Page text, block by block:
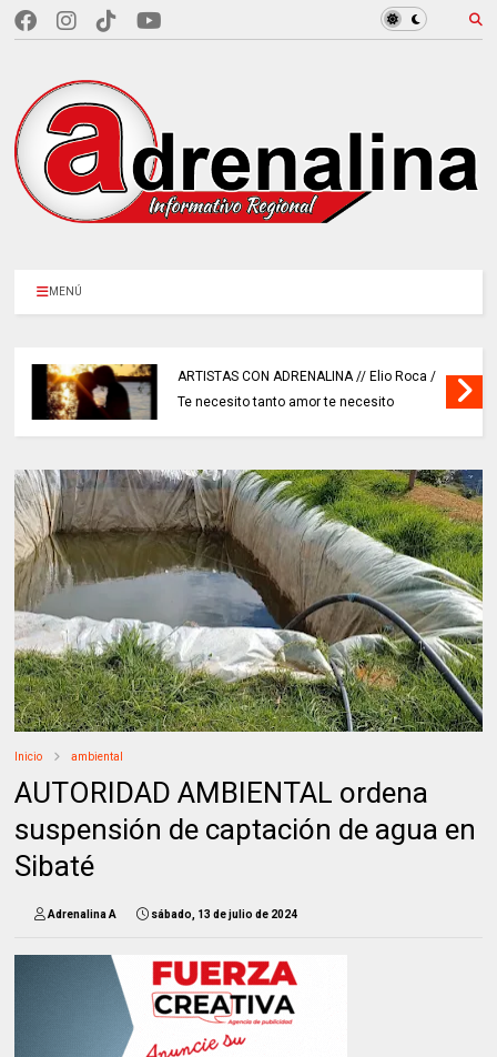
MENÚ
ARTISTAS CON ADRENALINA // Elio Roca /
Te necesito tanto amor te necesito
Inicio ambiental
AUTORIDAD AMBIENTAL ordena
suspensión de captación de agua en
Sibaté
Adrenalina A sábado, 13 de julio de 2024